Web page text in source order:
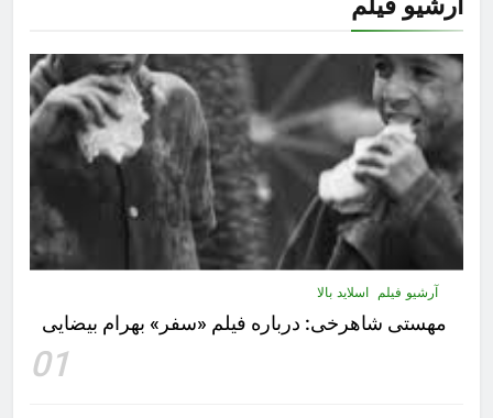
آرشیو فیلم اسلاید بالا
مهستى شاهرخى:‌ درباره فيلم «سفر» بهرام بیضایی
01